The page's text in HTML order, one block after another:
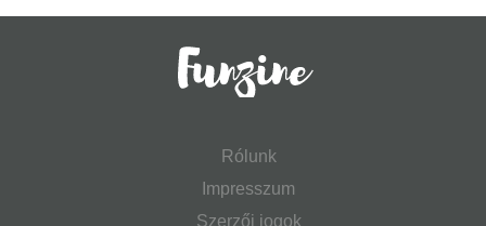
Rólunk
Impresszum
Szerzői jogok